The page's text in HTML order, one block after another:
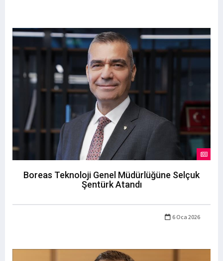
Boreas Teknoloji Genel Müdürlüğüne Selçuk
Şentürk Atandı
6 Oca 2026